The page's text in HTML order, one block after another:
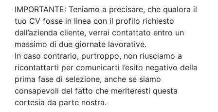
IMPORTANTE: Teniamo a precisare, che qualora il
tuo CV fosse in linea con il profilo richiesto
dall’azienda cliente, verrai contattato entro un
massimo di due giornate lavorative.
In caso contrario, purtroppo, non riusciamo a
ricontattarti per comunicarti l’esito negativo della
prima fase di selezione, anche se siamo
consapevoli del fatto che meriteresti questa
cortesia da parte nostra.